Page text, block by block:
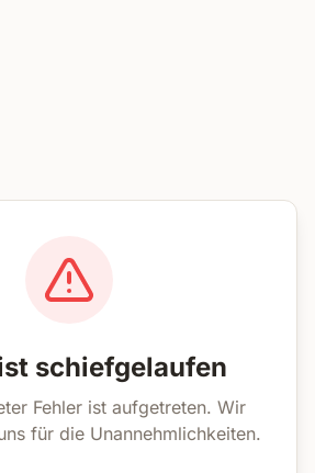
schiefgelaufen
Fehler ist aufgetreten. Wir
für die Unannehmlichkeiten.